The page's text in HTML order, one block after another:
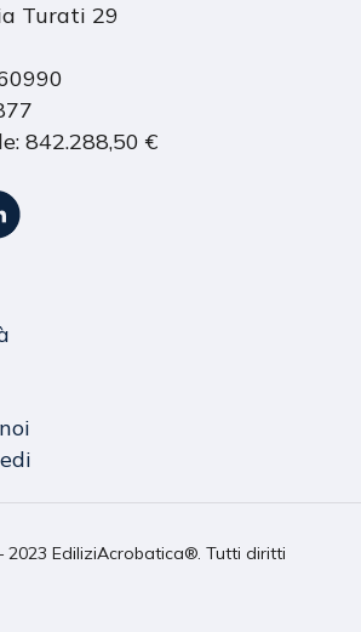
Turati 29
842.288,50 €
2023 EdiliziAcrobatica®. Tutti diritti